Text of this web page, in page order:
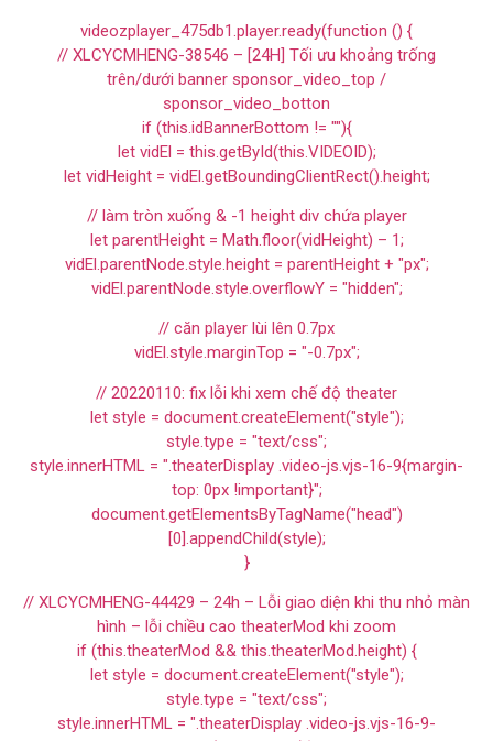
videozplayer_475db1.player.ready(function () {
// XLCYCMHENG-38546 – [24H] Tối ưu khoảng trống
trên/dưới banner sponsor_video_top /
sponsor_video_botton
if (this.idBannerBottom != ""){
let vidEl = this.getById(this.VIDEOID);
let vidHeight = vidEl.getBoundingClientRect().height;
// làm tròn xuống & -1 height div chứa player
let parentHeight = Math.floor(vidHeight) – 1;
vidEl.parentNode.style.height = parentHeight + "px";
vidEl.parentNode.style.overflowY = "hidden";
// căn player lùi lên 0.7px
vidEl.style.marginTop = "-0.7px";
// 20220110: fix lỗi khi xem chế độ theater
let style = document.createElement("style");
style.type = "text/css";
style.innerHTML = ".theaterDisplay .video-js.vjs-16-9{margin-
top: 0px !important}";
document.getElementsByTagName("head")
[0].appendChild(style);
}
// XLCYCMHENG-44429 – 24h – Lỗi giao diện khi thu nhỏ màn
hình – lỗi chiều cao theaterMod khi zoom
if (this.theaterMod && this.theaterMod.height) {
let style = document.createElement("style");
style.type = "text/css";
style.innerHTML = ".theaterDisplay .video-js.vjs-16-9-